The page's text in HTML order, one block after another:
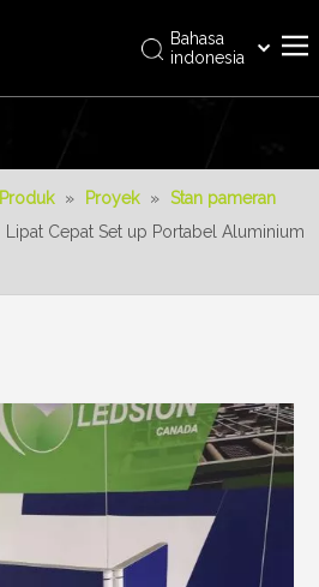
Bahasa
indonesia
English
Produk » Proyek » Stan pameran
Lipat Cepat Set up Portabel Aluminium